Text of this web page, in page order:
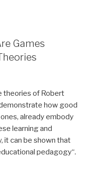
Games
theories of Robert
how good
already embody
learning and
it can be shown that
pedagogy“.